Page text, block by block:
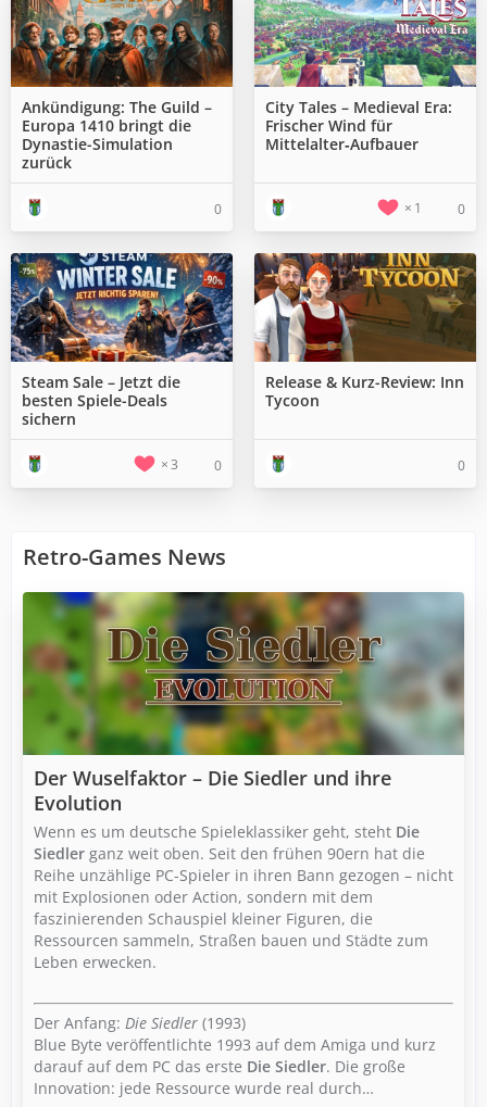
Ankündigung: The Guild –
Europa 1410 bringt die
Dynastie-Simulation
zurück
0
City Tales – Medieval Era:
Frischer Wind für
Mittelalter‑Aufbauer
1 0
Steam Sale – Jetzt die
besten Spiele-Deals
sichern
3 0
Release & Kurz-Review: Inn
Tycoon
0
Retro-Games News
Der Wuselfaktor – Die Siedler und ihre
Evolution
Wenn es um deutsche Spieleklassiker geht, steht Die
Siedler ganz weit oben. Seit den frühen 90ern hat die
Reihe unzählige PC-Spieler in ihren Bann gezogen – nicht
mit Explosionen oder Action, sondern mit dem
faszinierenden Schauspiel kleiner Figuren, die
Ressourcen sammeln, Straßen bauen und Städte zum
Leben erwecken.
Der Anfang: Die Siedler (1993)
Blue Byte veröffentlichte 1993 auf dem Amiga und kurz
darauf auf dem PC das erste Die Siedler. Die große
Innovation: jede Ressource wurde real durch…